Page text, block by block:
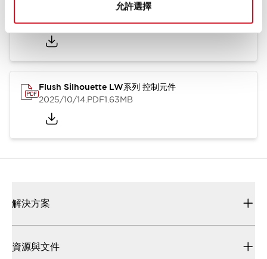
允許選擇
Flush Silhouette LW系列 控制元件 (英文版)
2025/09/19.PDF1.23MB
Flush Silhouette LW系列 控制元件
2025/10/14.PDF1.63MB
解決方案
資源與文件